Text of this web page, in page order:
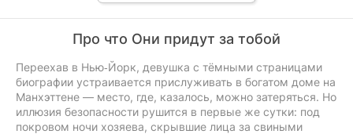
Про что Они придут за тобой
Переехав в Нью‑Йорк, девушка с тёмными страницами
биографии устраивается прислуживать в богатом доме на
Манхэттене — место, где, казалось, можно затеряться. Но
иллюзия безопасности рушится в первые же сутки: под
покровом ночи хозяева, скрывшие лица за свиными